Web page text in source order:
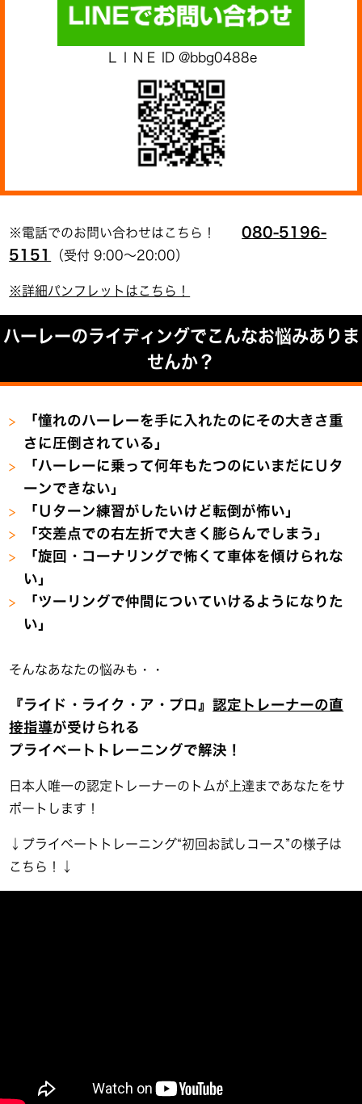
ＬＩＮＥ ID @bbg0488e
※電話でのお問い合わせはこちら！080-5196-
5151
（受付 9:00～20:00）
※詳細パンフレットはこちら！
ハーレーのライディングでこんなお悩みありま
せんか？
「憧れのハーレーを手に入れたのにその大きさ重
さに圧倒されている」
「ハーレーに乗って何年もたつのにいまだにＵタ
ーンできない」
「Ｕターン練習がしたいけど転倒が怖い」
「交差点での右左折で大きく膨らんでしまう」
「旋回・コーナリングで怖くて車体を傾けられな
い」
「ツーリングで仲間についていけるようになりた
い」
そんなあなたの悩みも・・
『ライド・ライク・ア・プロ』認定トレーナーの直
接指導が受けられる
プライベートトレーニングで解決！
日本人唯一の認定トレーナーのトムが上達まであなたをサ
ポートします！
↓プライベートトレーニング“初回お試しコース”の様子は
こちら！↓